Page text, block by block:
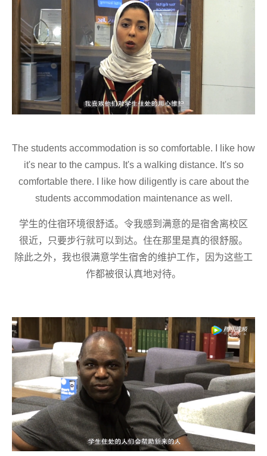
The students accommodation is so comfortable. I like how
it's near to the campus. It's a walking distance. It's so
comfortable there. I like how diligently is care about the
students accommodation maintenance as well.
学生的住宿环境很舒适。 令我感到 满意的是宿舍离校区
很近，
只要步行就可以到 达。 住在那里是真的很舒服。
除此之外，我也很满意学生宿舍的维护工作，因为这些工
作都被很认真地对待。